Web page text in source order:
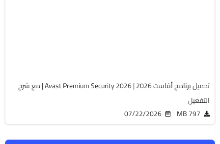
تحميل برنامج أفاست 2026 | Avast Premium Security 2026 | مع شرح
التفعيل
797 MB
07/22/2026